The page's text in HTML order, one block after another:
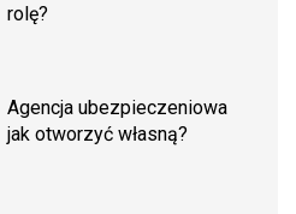
rolę?
Agencja ubezpieczeniowa
jak otworzyć własną?